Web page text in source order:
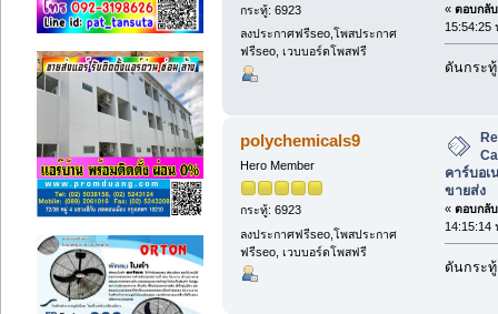
กระทู้: 6923
ลงประกาศฟรีseo,โพสประกาศ
ฟรีseo, เวบบอร์ดโพสฟรี
« ตอบกลั
15:54:25
ดันกระทู้
polychemicals9
Hero Member
กระทู้: 6923
ลงประกาศฟรีseo,โพสประกาศ
ฟรีseo, เวบบอร์ดโพสฟรี
คาร์บอเ
ขายส่ง
« ตอบกลั
14:15:14
ดันกระทู้